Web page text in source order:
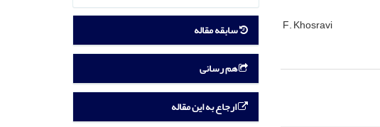
F. Khosravi
سابقه مقاله
هم رسانی
ارجاع به این مقاله